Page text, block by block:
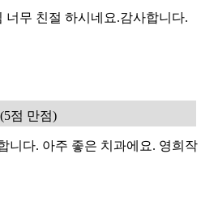
너무 친절 하시네요.감사합니다.
점 만점)
니다. 아주 좋은 치과에요. 영희작